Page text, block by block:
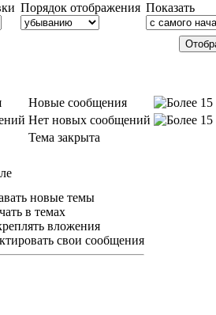
Порядок отображения Показать
Новые сообщения
Нет новых сообщений
Тема закрыта
новые темы
в темах
вложения
свои сообщения